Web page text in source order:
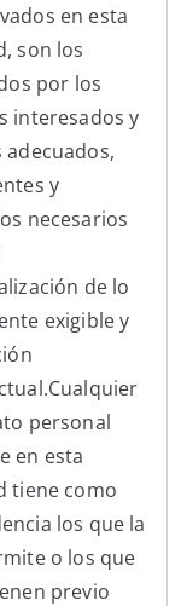
en esta
son los
por los
interesados y
adecuados,
y
necesarios
de lo
exigible y
personal
en esta
tiene como
los que la
o los que
previo